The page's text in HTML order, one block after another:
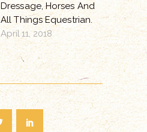
Dressage, Horses And
All Things Equestrian.
April 11, 2018